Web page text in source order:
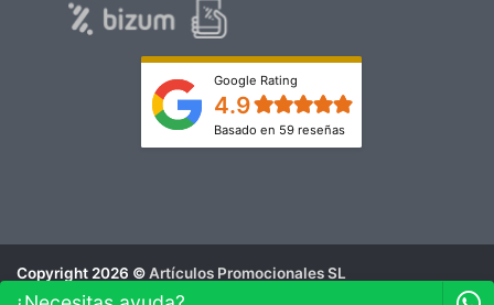
Google Rating
4.9
Basado en 59 reseñas
Copyright 2026 ©Artículos Promocionales SL
Aviso Legal